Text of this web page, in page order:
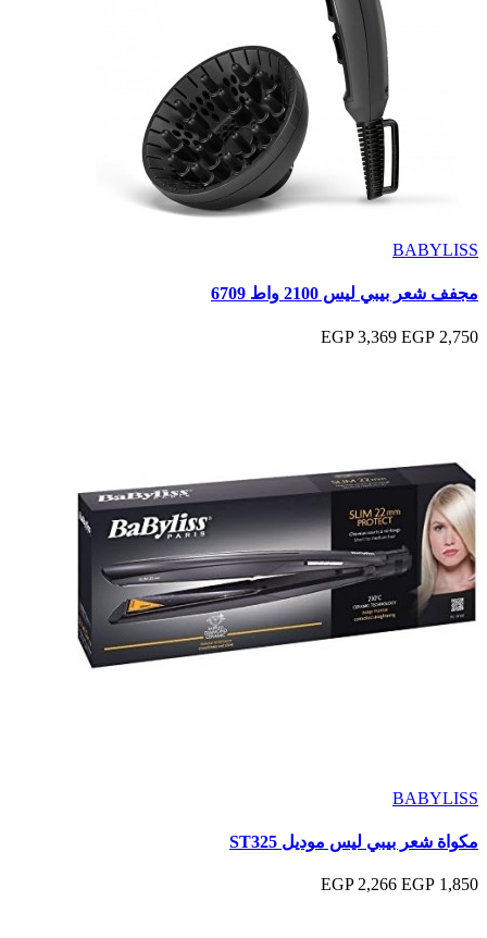
BABYLISS
مجفف شعر بيبي ليس 2100 واط 6709
2,750 EGP
3,369 EGP
BABYLISS
مكواة شعر بيبي ليس موديل ST325
1,850 EGP
2,266 EGP